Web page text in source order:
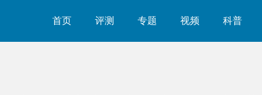
首页 评测 专题 视频 科普